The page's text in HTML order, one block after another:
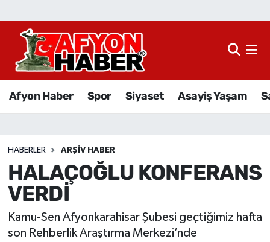
Afyon Haber Spor Siyaset Asayiş Yaşam
HABERLER ARŞIV HABER
HALAÇOĞLU KONFERANS
VERDİ
Kamu-Sen Afyonkarahisar Şubesi geçtiğimiz hafta
son Rehberlik Araştırma Merkezi’nde
Afyon Haber
Sağlık
Eğitim
Sivil Toplum